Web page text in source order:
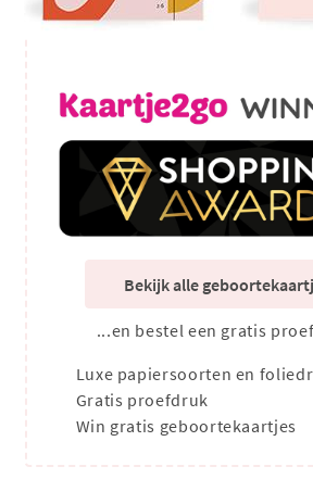
Bekijk alle
...en bestel een gratis
Luxe papiersoorten en
Gratis proefdruk
Win gratis geboortekaartjes